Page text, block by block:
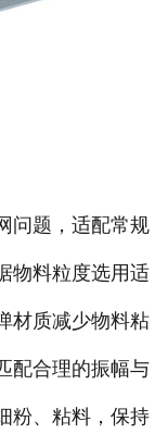
题，适配常规
物料粒度选用适
材质减少物料粘
配合理的振幅与
粉、粘料，保持